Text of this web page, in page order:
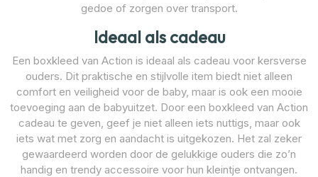
gedoe of zorgen over transport.
Ideaal als cadeau
Een boxkleed van Action is ideaal als cadeau voor kersverse
ouders. Dit praktische en stijlvolle item biedt niet alleen
comfort en veiligheid voor de baby, maar is ook een mooie
toevoeging aan de babyuitzet. Door een boxkleed van Action
cadeau te geven, geef je niet alleen iets nuttigs, maar ook
iets wat met zorg en aandacht is uitgekozen. Het zal zeker
gewaardeerd worden door de gelukkige ouders die zo’n
handig en trendy accessoire voor hun kleintje ontvangen.